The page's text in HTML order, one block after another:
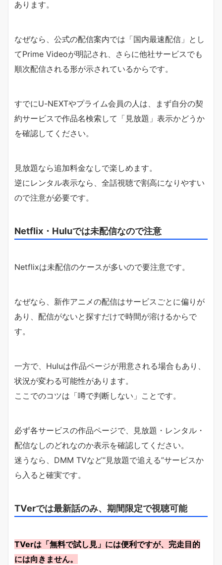
あります。
なぜなら、公式の配信案内では「国内最速配信」とし
てPrime Videoが明記され、さらに他社サービスでも
順次配信される形が示されているからです。
すでにU-NEXTやプライム会員の人は、まず自分の契
約サービスで作品名検索して「見放題」表示かどうか
を確認してください。
見放題なら追加料金なしで楽しめます。
逆にレンタル表示なら、全話視聴で割高になりやすい
ので注意が必要です。
Netflix・Huluでは未配信なので注意
Netflixは未配信のケースが多いので要注意です。
なぜなら、新作アニメの配信はサービスごとに偏りが
あり、配信がないと探すだけで時間が溶けるからで
す。
一方で、Huluは作品ページが用意される場合もあり、
状況が変わる可能性があります。
ここでのコツは「噂で判断しない」ことです。
必ず各サービスの作品ページで、見放題・レンタル・
配信なしのどれなのか表示を確認してください。
迷うなら、DMM TVなど“見放題で追える”サービスか
ら入ると確実です。
TVerでは最新話のみ、期間限定で視聴可能
TVerは「無料で試し見」には便利ですが、完走目的
には向きません。